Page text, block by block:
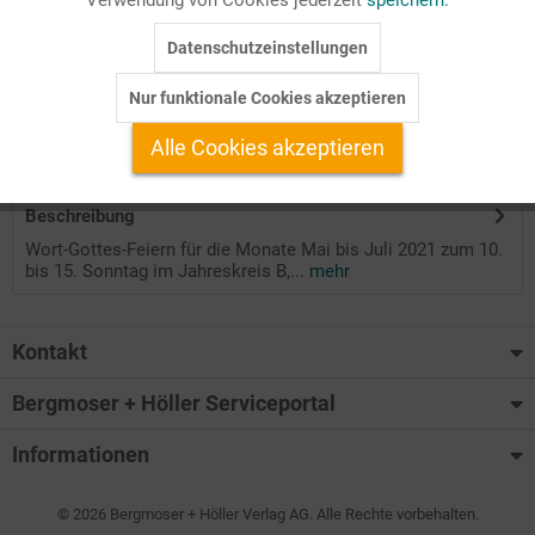
Auf Ihren Merkzettel setzen
Beschreibung
Wort-Gottes-Feiern für die Monate Mai bis Juli 2021 zum 10.
bis 15. Sonntag im Jahreskreis B,... mehr
Kontakt
Bergmoser + Höller Serviceportal
Informationen
© 2026 Bergmoser + Höller Verlag AG. Alle Rechte vorbehalten.
Inaktiv
Datenschutzeinstellungen
Nur funktionale Cookies akzeptieren
Alle Cookies akzeptieren